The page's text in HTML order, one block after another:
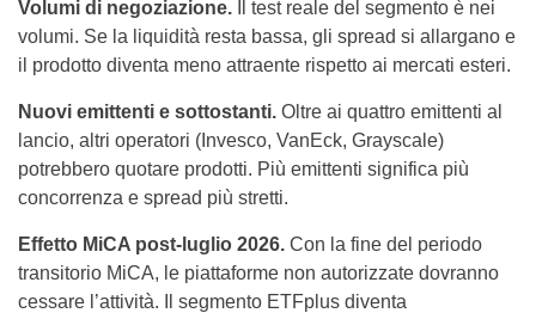
Volumi di negoziazione.
Il test reale del segmento è nei
volumi. Se la liquidità resta bassa, gli spread si allargano e
il prodotto diventa meno attraente rispetto ai mercati esteri.
Nuovi emittenti e sottostanti. Oltre ai quattro emittenti al
lancio, altri operatori (Invesco, VanEck, Grayscale)
potrebbero quotare prodotti. Più emittenti significa più
concorrenza e spread più stretti.
Effetto MiCA post-luglio 2026. Con la fine del periodo
transitorio MiCA, le piattaforme non autorizzate dovranno
cessare l’attività. Il segmento ETFplus diventa